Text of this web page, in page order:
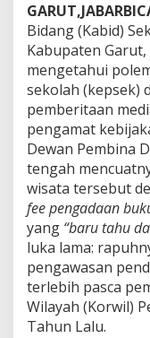
Bidang (Kabid)
Kabupaten
mengetahui
sekolah (kepsek)
pemberitaan
pengamat
Dewan Pembina
tengah
wisata tersebut
fee pengadaan
yang “baru tahu
luka lama:
pengawasan
terlebih pasca
Wilayah (Korwil)
Tahun Lalu.